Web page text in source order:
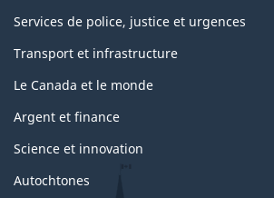
Services de police, justice et urgences
Transport et infrastructure
Le Canada et le monde
Argent et finance
Science et innovation
Autochtones